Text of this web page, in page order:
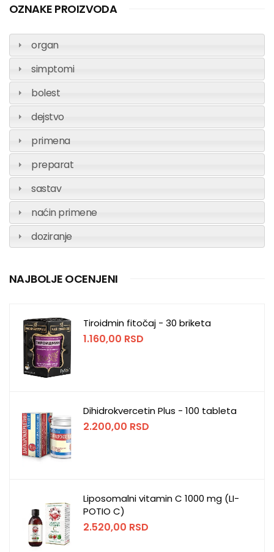
OZNAKE PROIZVODA
organ
simptomi
bolest
dejstvo
primena
preparat
sastav
naćin primene
doziranje
NAJBOLJE OCENJENI
Tiroidmin fitočaj - 30 briketa
1.160,00 RSD
Dihidrokvercetin Plus - 100 tableta
2.200,00 RSD
Liposomalni vitamin C 1000 mg (LI-
POTIO C)
2.520,00 RSD